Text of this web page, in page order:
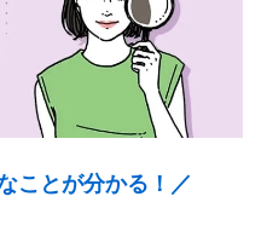
ことが分かる！／